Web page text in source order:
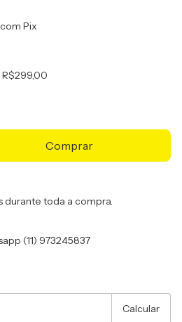
Pix
R$299,00
durante toda a compra.
(11) 973245837
Calcular